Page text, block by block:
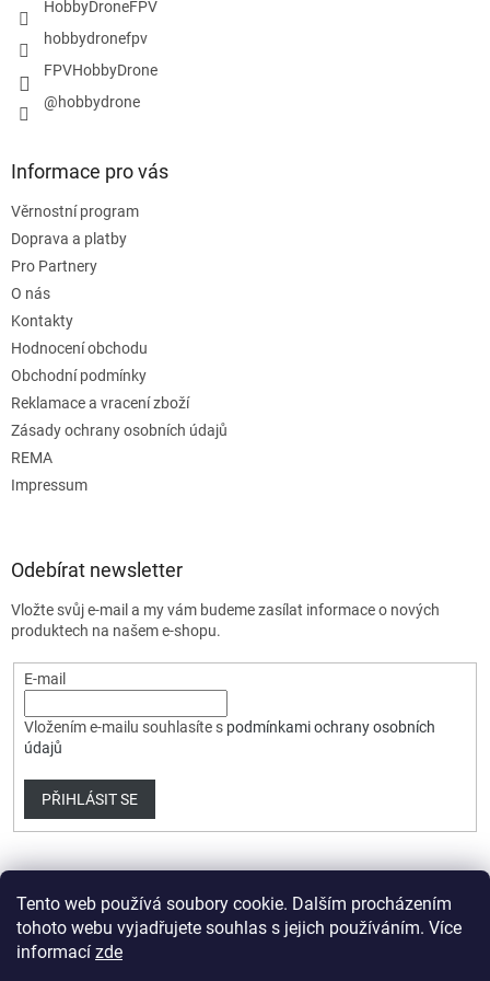
Tento web používá soubory cookie. Dalším procházením
tohoto webu vyjadřujete souhlas s jejich používáním. Více
informací zde
HobbyDroneFPV
hobbydronefpv
FPVHobbyDrone
@hobbydrone
Informace pro vás
Věrnostní program
Doprava a platby
Pro Partnery
O nás
Kontakty
Hodnocení obchodu
Obchodní podmínky
Reklamace a vracení zboží
Zásady ochrany osobních údajů
REMA
Impressum
Odebírat newsletter
Vložte svůj e-mail a my vám budeme zasílat informace o nových
produktech na našem e-shopu.
E-mail
Vložením e-mailu souhlasíte s podmínkami ochrany osobních
údajů
PŘIHLÁSIT SE